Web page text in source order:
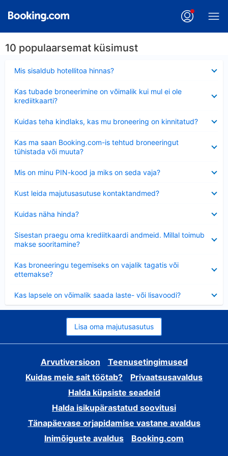
10 populaarsemat küsimust
Mis sisaldub hotellitoa hinnas?
Kas tubade broneerimine on võimalik kui mul ei ole
krediitkaarti?
Kuidas teha kindlaks, kas mu broneering on kinnitatud?
Kas ma saan Booking.com-is tehtud broneeringut
tühistada või muuta?
Mis on minu PIN-kood ja miks on seda vaja?
Kust leida majutusasutuse kontaktandmed?
Kuidas näha hinda?
Sisestan praegu oma krediitkaardi andmeid. Millal toimub
makse sooritamine?
Kas broneeringu tegemiseks on vajalik tagatis või
ettemakse?
Kas lapsele on võimalik saada laste- või lisavoodi?
Lisa oma majutusasutus
Arvutiversioon
Teenusetingimused
Kuidas meie sait töötab?
Privaatsusavaldus
Halda küpsiste seadeid
Halda isikupärastatud soovitusi
Tänapäevase orjapidamise vastane avaldus
Inimõiguste avaldus
Booking.com